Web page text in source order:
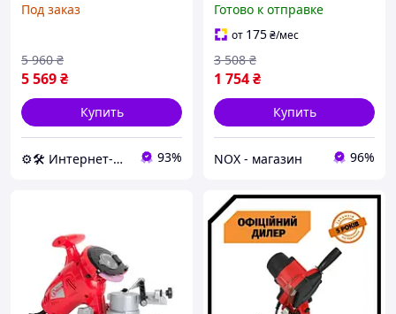
точильный станок для
Под заказ
5 569₴
5 960 ₴
Купить
⚙️🛠 Интернет-магазин ALORA 93%
Вт, 7500 об/м), NOX
Готово к отправке
от 175₴/мес
1 754₴
3 508 ₴
Купить
NOX - магазин 96%